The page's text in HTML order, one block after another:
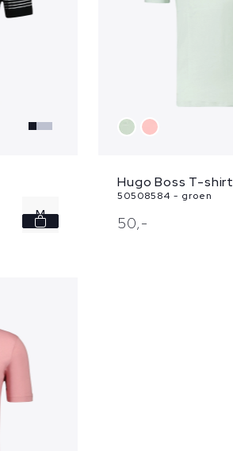
M
Hugo Boss T-shirt
50508584 - groen
50,-